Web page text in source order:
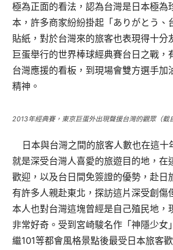
極為正面的看法，認為台灣是日本極為
本，許多商家紛紛掛起「ありがとう、
貼紙，對於台灣來的旅客也表現得十分
巨蛋舉行的世界棒球經典賽台日之戰，
台灣應援的看板，到現場會雙方選手加
精神。
2013年經典賽，東京巨蛋外出現聲援台灣的觀眾（截
日本與台灣之間的旅客人數也在這十
就是深受台灣人喜愛的旅遊目的地，在
歡迎，以及台日間免簽證的優勢，赴日
有許多人親赴東北，探訪這片深受創傷
本人也對台灣這塊曾經是自己殖民地，
非常好奇。受到宮崎駿名作「神隱少女
繼101等都會風格景點後最受日本旅客